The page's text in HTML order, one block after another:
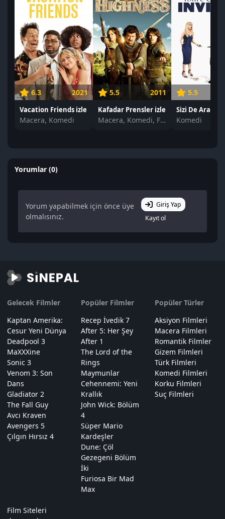
6.3 2021
Vacation Friends izle
Macera, Komedi
5.5 2011
Kafadar Prensler izle
Macera, Komedi, Fantastik
5.5
Komedi
Yorumlar (0)
Yorum yapabilmek için önce üye
olmalısınız.
Giriş Yap
Kayıt ol
Gelecek Filmler
Kaptan Amerika:
Cesur Yeni Dünya
Deadpool 3
MaXXXine
Sonic 3
Venom 3: Son
Dans
Gladiator 2
The Fall Guy
Avcı Kraven
Avengers 5
Çılgın Hırsız 4
Popüler Filmler
Recep İvedik 7
After 5: Her Şey
After 1
The Lord of the
Rings
Maymunlar
Cehennemi: Yeni
Krallık
John Wick: Bölüm
4
Süper Mario
Kardeşler
Dune: Çöl
Gezegeni Bölüm
İki
Furiosa Bir Mad
Max
Popüler Türler
Aksiyon Filmleri
Macera Filmleri
Romantik Filmler
Gizem Filmleri
Türk Filmleri
Komedi Filmleri
Korku Filmleri
Suç Filmleri
Film Siteleri